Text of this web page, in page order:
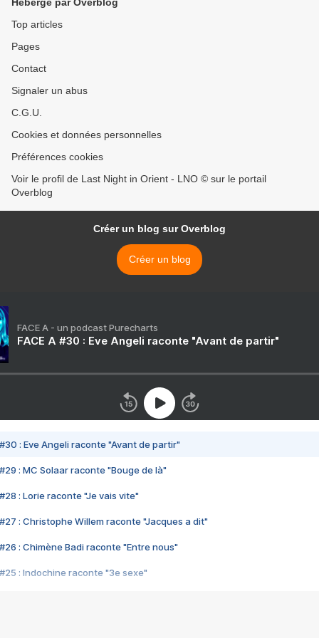
Top articles
Pages
Contact
Signaler un abus
C.G.U.
Cookies et données personnelles
Préférences cookies
Voir le profil de Last Night in Orient - LNO © sur le portail
Overblog
Créer un blog sur Overblog
Créer un blog
FACE A - un podcast Purecharts
FACE A #30 : Eve Angeli raconte "Avant de partir"
#30 : Eve Angeli raconte "Avant de partir"
#29 : MC Solaar raconte "Bouge de là"
#28 : Lorie raconte "Je vais vite"
#27 : Christophe Willem raconte "Jacques a dit"
#26 : Chimène Badi raconte "Entre nous"
#25 : Indochine raconte "3e sexe"